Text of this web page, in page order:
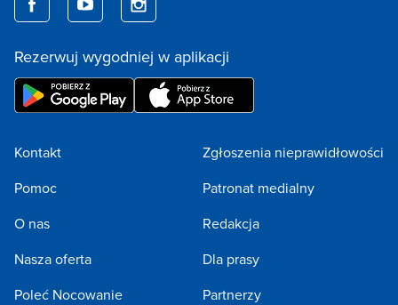
Rezerwuj wygodniej w aplikacji
Kontakt
Pomoc
O nas
Nasza oferta
Poleć Nocowanie
Zgłoszenia nieprawidłowości
Patronat medialny
Redakcja
Dla prasy
Partnerzy